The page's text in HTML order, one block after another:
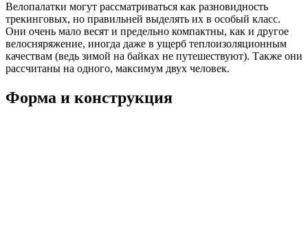
Велопалатки могут рассматриваться как разновидность
трекинговых, но правильней выделять их в особый класс.
Они очень мало весят и предельно компактны, как и другое
велосняряжение, иногда даже в ущерб теплоизоляционным
качествам (ведь зимой на байках не путешествуют). Также они
рассчитаны на одного, максимум двух человек.
Форма и конструкция